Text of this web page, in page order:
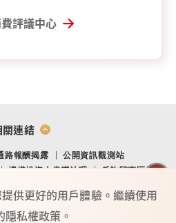
評議中心
關連結
路報酬揭露
公開資訊觀測站
機構投資人盡職治理
反詐騙專區
供更好的用戶體驗。繼續使用
私權政策。